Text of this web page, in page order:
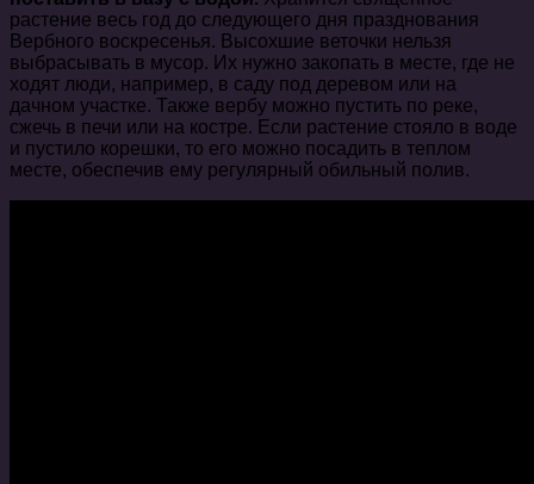
растение весь год до следующего дня празднования
Вербного воскресенья. Высохшие веточки нельзя
выбрасывать в мусор. Их нужно закопать в месте, где не
ходят люди, например, в саду под деревом или на
дачном участке. Также вербу можно пустить по реке,
сжечь в печи или на костре. Если растение стояло в воде
и пустило корешки, то его можно посадить в теплом
месте, обеспечив ему регулярный обильный полив.